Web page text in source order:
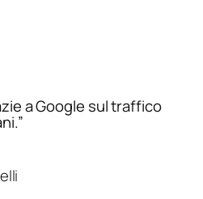
a Google sul traffico